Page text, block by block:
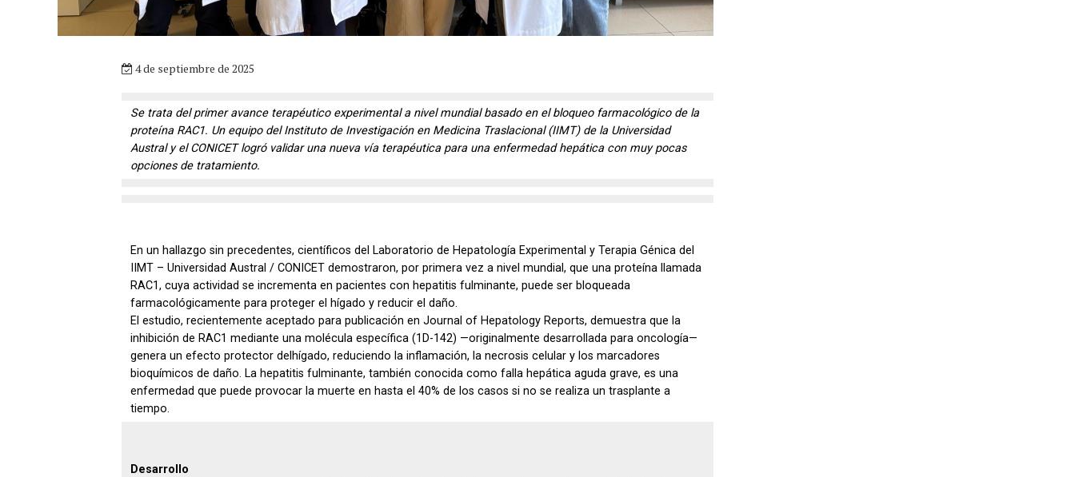
4 de septiembre de 2025
Se trata del primer avance terapéutico experimental a nivel mundial basado en el bloqueo farmacológico de la
proteína RAC1. Un equipo del Instituto de Investigación en Medicina Traslacional (IIMT) de la Universidad
Austral y el CONICET logró validar una nueva vía terapéutica para una enfermedad hepática con muy pocas
opciones de tratamiento.
En un hallazgo sin precedentes, científicos del Laboratorio de Hepatología Experimental y Terapia Génica del
IIMT – Universidad Austral / CONICET demostraron, por primera vez a nivel mundial, que una proteína llamada
RAC1, cuya actividad se incrementa en pacientes con hepatitis fulminante, puede ser bloqueada
farmacológicamente para proteger el hígado y reducir el daño.
El estudio, recientemente aceptado para publicación en Journal of Hepatology Reports, demuestra que la
inhibición de RAC1 mediante una molécula específica (1D-142) —originalmente desarrollada para oncología—
genera un efecto protector delhígado, reduciendo la inflamación, la necrosis celular y los marcadores
bioquímicos de daño. La hepatitis fulminante, también conocida como falla hepática aguda grave, es una
enfermedad que puede provocar la muerte en hasta el 40% de los casos si no se realiza un trasplante a
tiempo.
Desarrollo